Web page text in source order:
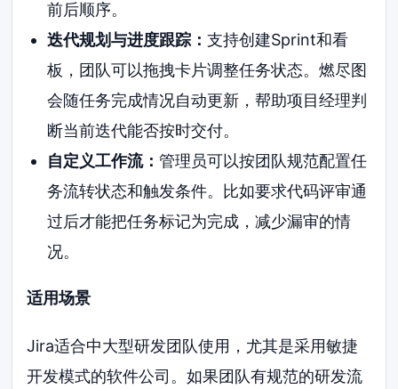
前后顺序。
迭代规划与进度跟踪： 支持创建Sprint和看
板，团队可以拖拽卡片调整任务状态。燃尽图
会随任务完成情况自动更新，帮助项目经理判
断当前迭代能否按时交付。
自定义工作流： 管理员可以按团队规范配置任
务流转状态和触发条件。比如要求代码评审通
过后才能把任务标记为完成，减少漏审的情
况。
适用场景
Jira适合中大型研发团队使用，尤其是采用敏捷
开发模式的软件公司。如果团队有规范的研发流